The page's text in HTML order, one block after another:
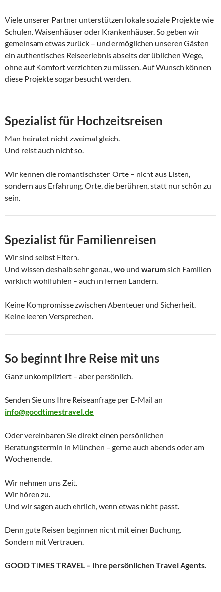
Viele unserer Partner unterstützen lokale soziale Projekte wie
Schulen, Waisenhäuser oder Krankenhäuser. So geben wir
gemeinsam etwas zurück – und ermöglichen unseren Gästen
ein authentisches Reiseerlebnis abseits der üblichen Wege,
ohne auf Komfort verzichten zu müssen. Auf Wunsch können
diese Projekte sogar besucht werden.
Spezialist für Hochzeitsreisen
Man heiratet nicht zweimal gleich.
Und reist auch nicht so.
Wir kennen die romantischsten Orte – nicht aus Listen,
sondern aus Erfahrung. Orte, die berühren, statt nur schön zu
sein.
Spezialist für Familienreisen
Wir sind selbst Eltern.
Und wissen deshalb sehr genau,wo und warumsich Familien
wirklich wohlfühlen – auch in fernen Ländern.
Keine Kompromisse zwischen Abenteuer und Sicherheit.
Keine leeren Versprechen.
So beginnt Ihre Reise mit uns
Ganz unkompliziert – aber persönlich.
Senden Sie uns Ihre Reiseanfrage per E-Mail an
info@goodtimestravel.de
Oder vereinbaren Sie direkt einen persönlichen
Beratungstermin in München – gerne auch abends oder am
Wochenende.
Wir nehmen uns Zeit.
Wir hören zu.
Und wir sagen auch ehrlich, wenn etwas nicht passt.
Denn gute Reisen beginnen nicht mit einer Buchung.
Sondern mit Vertrauen.
GOOD TIMES TRAVEL – Ihre persönlichen Travel Agents.